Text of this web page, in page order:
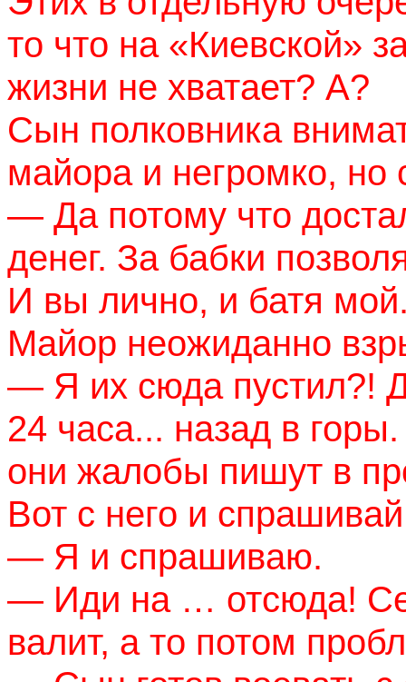
то что на «Киевской»
жизни не хватает? А?
Сын полковника
майора и негромко, но
— Да потому что
денег. За бабки
И вы лично, и батя
Майор неожиданно
— Я их сюда пустил?!
24 часа... назад в
они жалобы пишут в
Вот с него и
— Я и спрашиваю.
— Иди на … отсюда!
валит, а то потом